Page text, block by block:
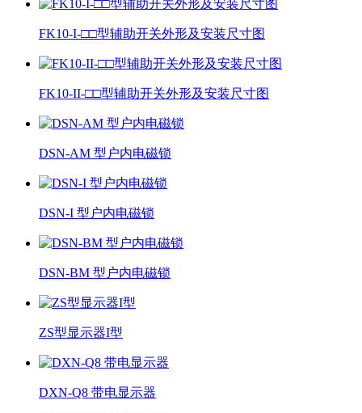
FK10-I-□□型辅助开关外形及安装尺寸图
FK10-II-□□型辅助开关外形及安装尺寸图
DSN-AM 型户内电磁锁
DSN-I 型户内电磁锁
DSN-BM 型户内电磁锁
ZS型显示器I型
DXN-Q8 带电显示器